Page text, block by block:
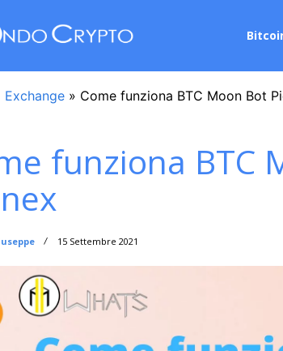
Exchange » Come funziona BTC Moon Bot
funziona BTC
15 Settembre 2021